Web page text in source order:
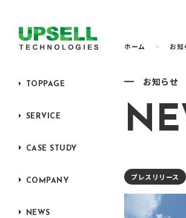
TOPPAGE
SERVICE
UPSELL CLOUD
インサイドセールス for
コールセンター代行
CASE STUDY
COMPANY
会社概要
NEWS
ホーム > お知
お知らせ
プレスリリース